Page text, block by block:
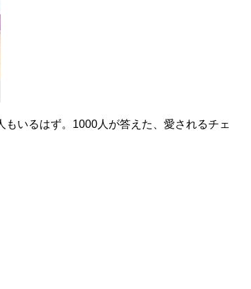
いるはず。1000人が答えた、愛されるチェ